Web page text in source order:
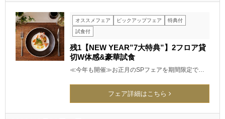
オススメフェア ピックアップフェア
特典付
試食付
残1【NEW YEAR”7大特典”】2フロア貸
切W体感&豪華試食
≪今年も開催≫お正月のSPフェアを期間限定で…
フェア詳細はこちら